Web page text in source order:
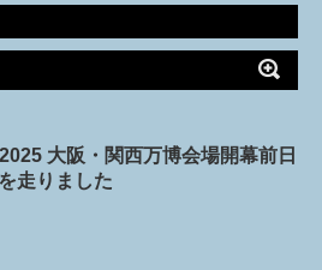
大阪・関西万博会場開幕前日
走りました